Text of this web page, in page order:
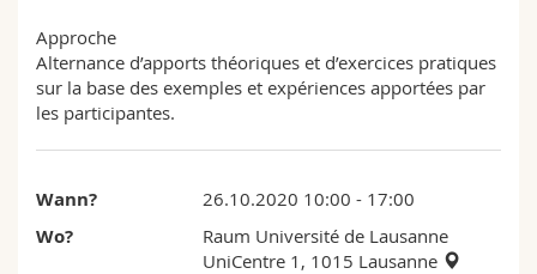
Approche
Alternance d’apports théoriques et d’exercices pratiques
sur la base des exemples et expériences apportées par
les participantes.
Wann? 26.10.2020 10:00 - 17:00
Wo?
Raum Université de Lausanne
UniCentre 1, 1015 Lausanne